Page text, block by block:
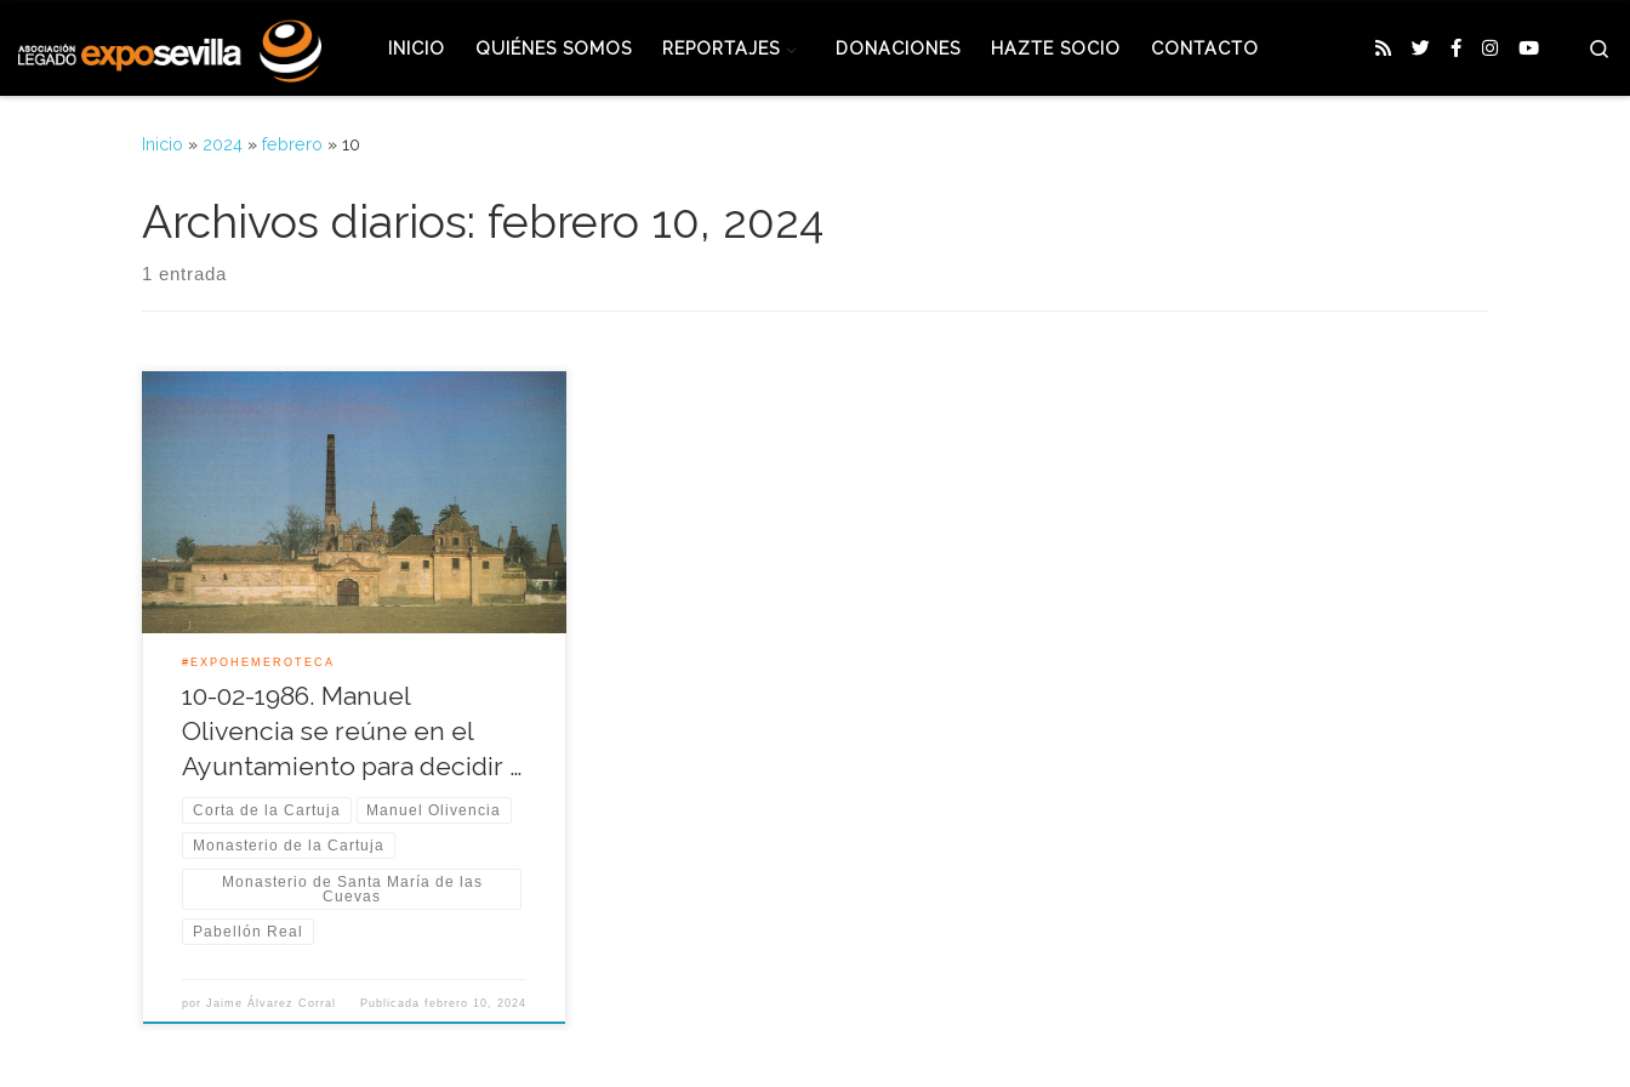
INICIO QUIÉNES SOMOS REPORTAJES DONACIONES HAZTE SOCIO CONTACTO
Inicio » 2024 » febrero » 10
Archivos diarios: febrero 10, 2024
1 entrada
El inicio de la restauración del convento de Santa
María de las Cuevas, y la convocatoria y resolución
del concurso de ideas para la ordenación de la
Corta de la Cartuja constituyeron los objetivos
prioritarios del Comisario de la Expo’92, Manuel
Olivencia para aquel año 1986, de esa manera la […]
#EXPOHEMEROTECA
10-02-1986. Manuel
Olivencia se reúne en el
Ayuntamiento para decidir …
Corta de la Cartuja Manuel Olivencia
Monasterio de la Cartuja
Monasterio de Santa María de las
Cuevas
Pabellón Real
porJaime Álvarez Corral Publicada febrero 10, 2024